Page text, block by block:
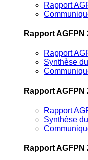
Rapport
Rapport AGFPN
Rapport
Synthèse
Rapport AGFPN
Rapport
Synthèse
Rapport AGFPN